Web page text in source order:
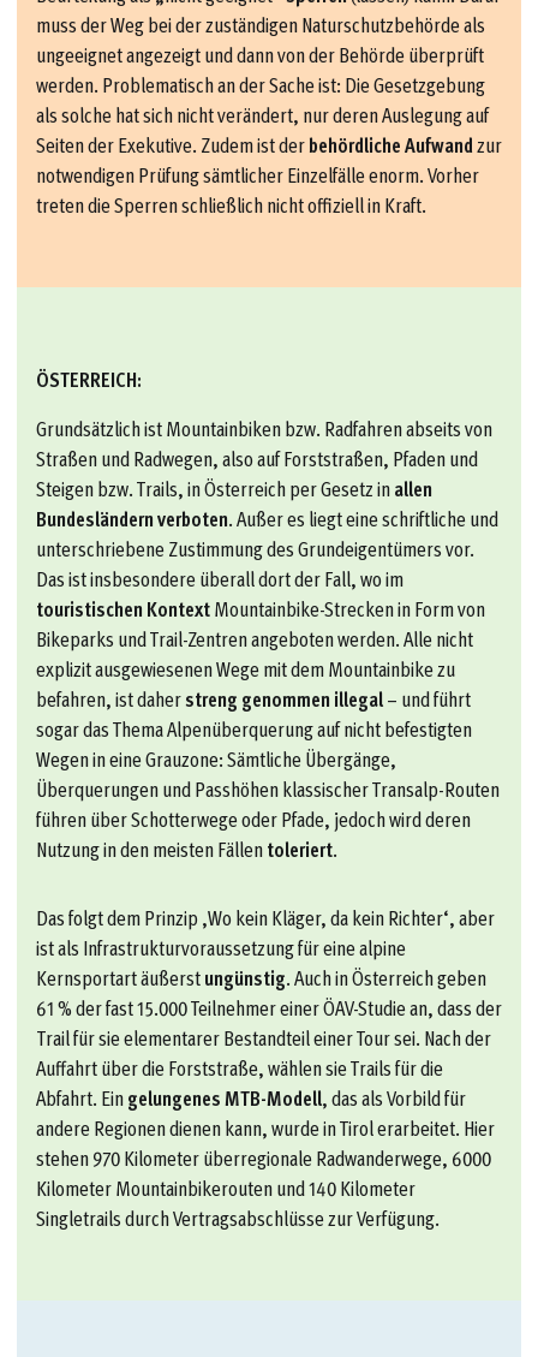
muss der Weg bei der zuständigen Naturschutzbehörde als
ungeeignet angezeigt und dann von der Behörde überprüft
werden. Problematisch an der Sache ist: Die Gesetzgebung
als solche hat sich nicht verändert, nur deren Auslegung auf
Seiten der Exekutive. Zudem ist derbehördliche Aufwandzur
notwendigen Prüfung sämtlicher Einzelfälle enorm. Vorher
treten die Sperren schließlich nicht offiziell in Kraft.
ÖSTERREICH:
Grundsätzlich ist Mountainbiken bzw. Radfahren abseits von
Straßen und Radwegen, also auf Forststraßen, Pfaden und
Steigen bzw. Trails, in Österreich per Gesetz inallen
Bundesländern verboten. Außer es liegt eine schriftliche und
unterschriebene Zustimmung des Grundeigentümers vor.
Das ist insbesondere überall dort der Fall, wo im
touristischen KontextMountainbike-Strecken in Form von
Bikeparks und Trail-Zentren angeboten werden. Alle nicht
explizit ausgewiesenen Wege mit dem Mountainbike zu
befahren, ist daherstreng genommen illegal– und führt
sogar das Thema Alpenüberquerung auf nicht befestigten
Wegen in eine Grauzone: Sämtliche Übergänge,
Überquerungen und Passhöhen klassischer Transalp-Routen
führen über Schotterwege oder Pfade, jedoch wird deren
Nutzung in den meisten Fällentoleriert.
Das folgt dem Prinzip ‚Wo kein Kläger, da kein Richter‘, aber
ist als Infrastrukturvoraussetzung für eine alpine
Kernsportart äußerstungünstig. Auch in Österreich geben
61 % der fast 15.000 Teilnehmer einer ÖAV-Studie an, dass der
Trail für sie elementarer Bestandteil einer Tour sei. Nach der
Auffahrt über die Forststraße, wählen sie Trails für die
Abfahrt. Eingelungenes MTB-Modell, das als Vorbild für
andere Regionen dienen kann, wurde in Tirol erarbeitet. Hier
stehen 970 Kilometer überregionale Radwanderwege, 6000
Kilometer Mountainbikerouten und 140 Kilometer
Singletrails durch Vertragsabschlüsse zur Verfügung.